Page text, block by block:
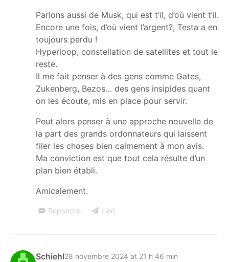
Parlons aussi de Musk, qui est t’il, d’où vient t’il.
Encore une fois, d’où vient l’argent?, Testa a en
toujours perdu !
Hyperloop, constellation de satellites et tout le
reste.
Il me fait penser à des gens comme Gates,
Zukenberg, Bezos… des gens insipides quant
on les écoute, mis en place pour servir.
Peut alors penser à une approche nouvelle de
la part des grands ordonnateurs qui laissent
filer les choses bien calmement à mon avis.
Ma conviction est que tout cela résulte d’un
plan bien établi.
Amicalement.
Répondre Lien
Schiehl28 novembre 2024 at 21 h 46 min